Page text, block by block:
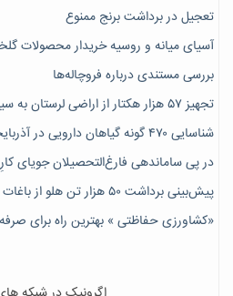
تعجیل در برداشت برنج ممنوع
آسیای میانه و روسیه خریدار محصولات
بررسی مستندی درباره فروچاله‌ها
تجهیز ۵۷ هزار هکتار از اراضی لرستان به سیستم آبیاری نوین
شناسایی ۴۷٠ گونه گیاهان دارویی در آذربایجان غربی
در پی ساماندهی فارغ‌التحصیلان جویای
پیش‎‌بینی برداشت ۵۰ هزار تن هلو از باغات چهارمحال و بختیاری
«کشاورزی حفاظتی » بهترین راه برای